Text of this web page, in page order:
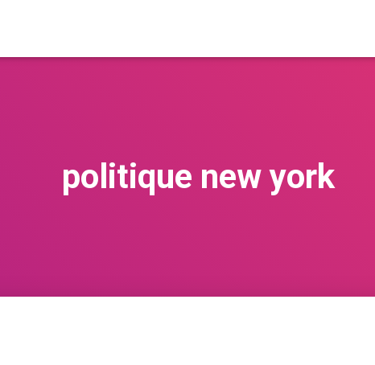
politique new york